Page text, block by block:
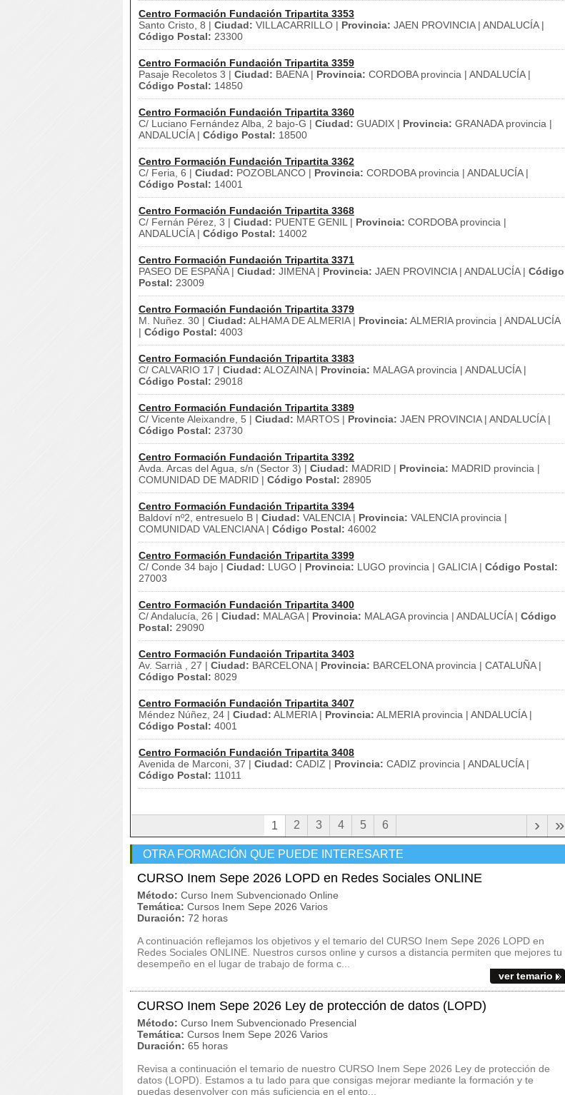
Centro Formación Fundación Tripartita 3353
Santo Cristo, 8 | Ciudad: VILLACARRILLO | Provincia: JAEN PROVINCIA | ANDALUCÍA |
Código Postal: 23300
Centro Formación Fundación Tripartita 3359
Pasaje Recoletos 3 | Ciudad: BAENA | Provincia: CORDOBA provincia | ANDALUCÍA |
Código Postal: 14850
Centro Formación Fundación Tripartita 3360
C/ Luciano Fernández Alba, 2 bajo-G | Ciudad: GUADIX | Provincia: GRANADA provincia |
ANDALUCÍA | Código Postal: 18500
Centro Formación Fundación Tripartita 3362
C/ Feria, 6 | Ciudad: POZOBLANCO | Provincia: CORDOBA provincia | ANDALUCÍA |
Código Postal: 14001
Centro Formación Fundación Tripartita 3368
C/ Fernán Pérez, 3 | Ciudad: PUENTE GENIL | Provincia: CORDOBA provincia |
ANDALUCÍA | Código Postal: 14002
Centro Formación Fundación Tripartita 3371
PASEO DE ESPAÑA | Ciudad: JIMENA | Provincia: JAEN PROVINCIA | ANDALUCÍA | Código
Postal: 23009
Centro Formación Fundación Tripartita 3379
M. Nuñez. 30 | Ciudad: ALHAMA DE ALMERIA | Provincia: ALMERIA provincia | ANDALUCÍA
| Código Postal: 4003
Centro Formación Fundación Tripartita 3383
C/ CALVARIO 17 | Ciudad: ALOZAINA | Provincia: MALAGA provincia | ANDALUCÍA |
Código Postal: 29018
Centro Formación Fundación Tripartita 3389
C/ Vicente Aleixandre, 5 | Ciudad: MARTOS | Provincia: JAEN PROVINCIA | ANDALUCÍA |
Código Postal: 23730
Centro Formación Fundación Tripartita 3392
Avda. Arcas del Agua, s/n (Sector 3) | Ciudad: MADRID | Provincia: MADRID provincia |
COMUNIDAD DE MADRID | Código Postal: 28905
Centro Formación Fundación Tripartita 3394
Baldoví nº2, entresuelo B | Ciudad: VALENCIA | Provincia: VALENCIA provincia |
COMUNIDAD VALENCIANA | Código Postal: 46002
Centro Formación Fundación Tripartita 3399
C/ Conde 34 bajo | Ciudad: LUGO | Provincia: LUGO provincia | GALICIA | Código Postal:
27003
Centro Formación Fundación Tripartita 3400
C/ Andalucía, 26 | Ciudad: MALAGA | Provincia: MALAGA provincia | ANDALUCÍA | Código
Postal: 29090
Centro Formación Fundación Tripartita 3403
Av. Sarrià , 27 | Ciudad: BARCELONA | Provincia: BARCELONA provincia | CATALUÑA |
Código Postal: 8029
Centro Formación Fundación Tripartita 3407
Méndez Núñez, 24 | Ciudad: ALMERIA | Provincia: ALMERIA provincia | ANDALUCÍA |
Código Postal: 4001
Centro Formación Fundación Tripartita 3408
Avenida de Marconi, 37 | Ciudad: CADIZ | Provincia: CADIZ provincia | ANDALUCÍA |
Código Postal: 11011
1 2 3 4 5 6 »
›
OTRA FORMACIÓN QUE PUEDE INTERESARTE
CURSO Inem Sepe 2026 LOPD en Redes Sociales ONLINE
Método: Curso Inem Subvencionado Online
Temática: Cursos Inem Sepe 2026 Varios
Duración: 72 horas
A continuación reflejamos los objetivos y el temario del CURSO Inem Sepe 2026 LOPD en
Redes Sociales ONLINE. Nuestros cursos online y cursos a distancia permiten que mejores tu
desempeño en el lugar de trabajo de forma c...
ver temario
CURSO Inem Sepe 2026 Ley de protección de datos (LOPD)
Método: Curso Inem Subvencionado Presencial
Temática: Cursos Inem Sepe 2026 Varios
Duración: 65 horas
Revisa a continuación el temario de nuestro CURSO Inem Sepe 2026 Ley de protección de
datos (LOPD). Estamos a tu lado para que consigas mejorar mediante la formación y te
puedas desenvolver con más suficiencia en el ento...